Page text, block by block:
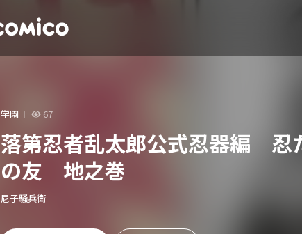
学園 67
落第忍者乱太郎公式忍器編 忍
の友 地之巻
尼子騒兵衛